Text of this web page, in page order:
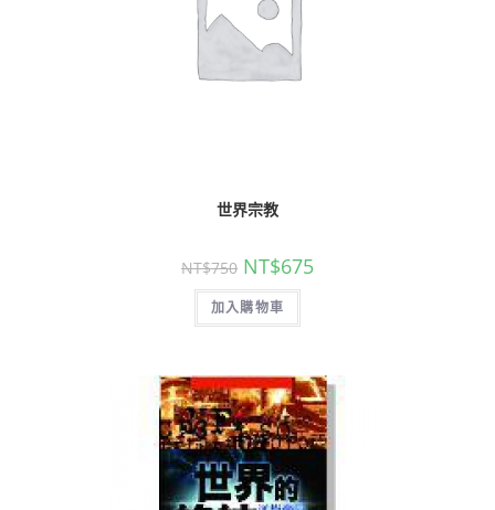
世界宗教
NT$750 NT$675
加入購物車